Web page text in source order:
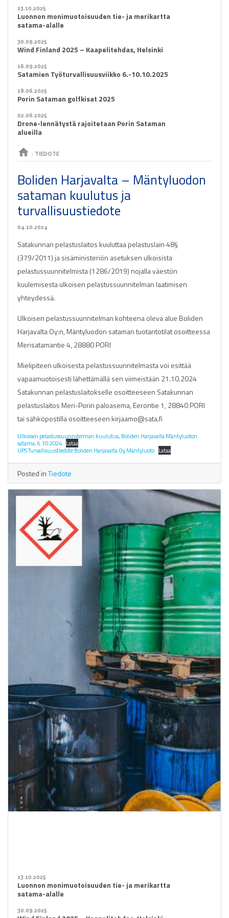
13.10.2025
Luonnon monimuotoisuuden tie- ja merikartta
satama-alalle
30.09.2025
Wind Finland 2025 – Kaapelitehdas, Helsinki
16.09.2025
Satamien Työturvallisuusviikko 6.-10.10.2025
18.06.2025
Porin Sataman golfkisat 2025
02.06.2025
Drone-lennätystä rajoitetaan Porin Sataman
alueilla
home › TIEDOTE
Boliden Harjavalta – Mäntyluodon
sataman kuulutus ja
turvallisuustiedote
04.10.2024
Satakunnan pelastuslaitos kuuluttaa pelastuslain 48§
(379/2011) ja sisäministeriön asetuksen ulkoisista
pelastussuunnitelmista (1286/2019) nojalla väestön
kuulemisesta ulkoisen pelastussuunnitelman laatimisen
yhteydessä.
Ulkoisen pelastussuunnitelman kohteena oleva alue Boliden
Harjavalta Oy:n, Mäntyluodon sataman tuotantotilat osoitteessa
Merisatamantie 4, 28880 PORI
Mielipiteen ulkoisesta pelastussuunnitelmasta voi esittää
vapaamuotoisesti lähettämällä sen viimeistään 21.10.2024
Satakunnan pelastuslaitokselle osoitteeseen Satakunnan
pelastuslaitos Meri-Porin paloasema, Eerontie 1, 28840 PORI
tai sähköpostilla osoitteeseen kirjaamo@sata.fi
Ulkoisen pelastussuunnitelman kuulutus, Boliden Harjavalta Mäntyluoton
satama, 6.10.2024 Lataa
UPS Turvallisuustiedote Boliden Harjavalta Oy Mäntyluoto Lataa
Posted inTiedote
13.10.2025
Luonnon monimuotoisuuden tie- ja merikartta
satama-alalle
30.09.2025